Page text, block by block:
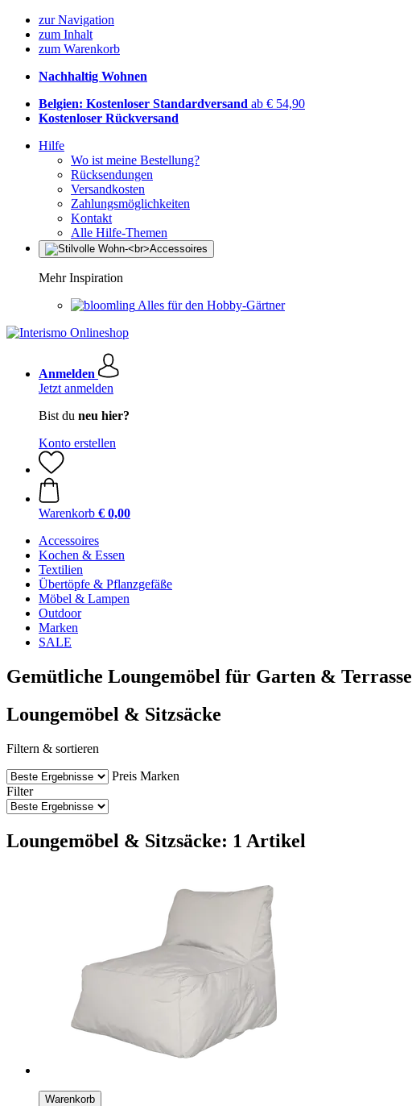
zur Navigation
zum Inhalt
zum Warenkorb
Nachhaltig Wohnen
Belgien: Kostenloser Standardversand ab € 54,90
Kostenloser Rückversand
Hilfe
Wo ist meine Bestellung?
Rücksendungen
Versandkosten
Zahlungsmöglichkeiten
Kontakt
Alle Hilfe-Themen
Mehr Inspiration
Alles für den Hobby-Gärtner
Anmelden
Jetzt anmelden
Bist du neu hier?
Konto erstellen
Warenkorb € 0,00
Accessoires
Kochen & Essen
Textilien
Übertöpfe & Pflanzgefäße
Möbel & Lampen
Outdoor
Marken
SALE
Gemütliche Loungemöbel für Garten & Terrasse
Loungemöbel & Sitzsäcke
Filtern & sortieren
Preis Marken
Filter
Loungemöbel & Sitzsäcke: 1 Artikel
Warenkorb